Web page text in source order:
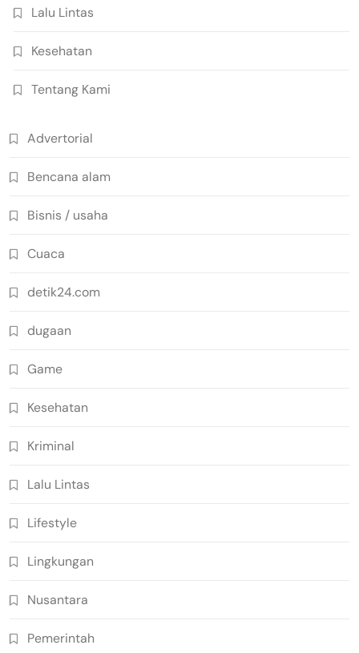
Lalu Lintas
Kesehatan
Tentang Kami
Advertorial
Bencana alam
Bisnis / usaha
Cuaca
detik24.com
dugaan
Game
Kesehatan
Kriminal
Lalu Lintas
Lifestyle
Lingkungan
Nusantara
Pemerintah